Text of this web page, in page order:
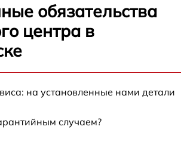
обязательства
центра в
на установленные нами детали
случаем?